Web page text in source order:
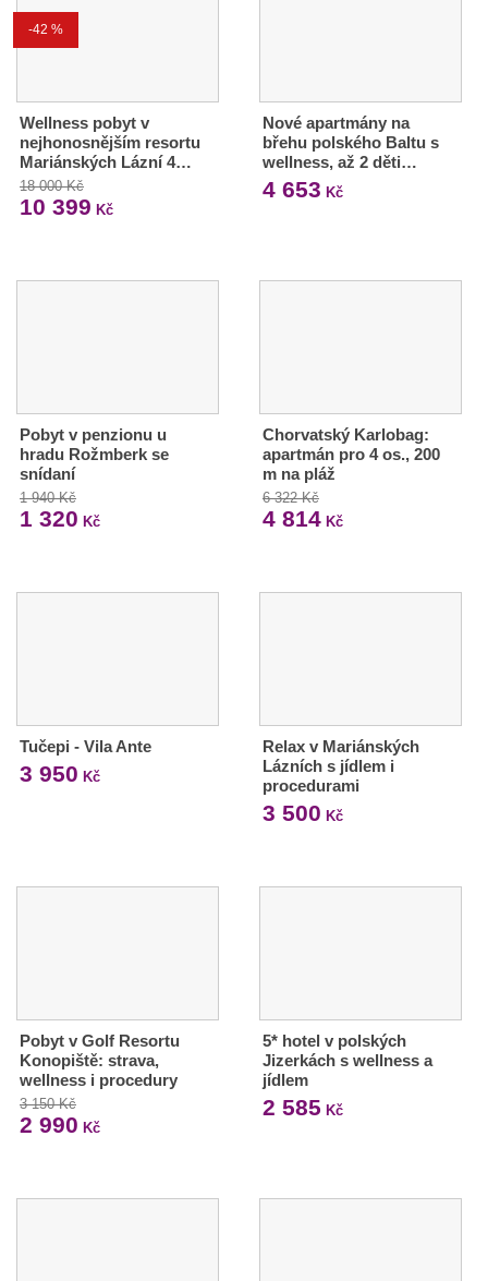
-42 %
Wellness pobyt v
nejhonosnějším resortu
Mariánských Lázní 4…
18 000 Kč
10 399 Kč
Nové apartmány na
břehu polského Baltu s
wellness, až 2 děti…
4 653 Kč
Pobyt v penzionu u
hradu Rožmberk se
snídaní
1 940 Kč
1 320 Kč
Chorvatský Karlobag:
apartmán pro 4 os., 200
m na pláž
6 322 Kč
4 814Kč
Tučepi - Vila Ante
3 950 Kč
Relax v Mariánských
Lázních s jídlem i
procedurami
3 500 Kč
Pobyt v Golf Resortu
Konopiště: strava,
wellness i procedury
3 150 Kč
2 990 Kč
5* hotel v polských
Jizerkách s wellness a
jídlem
2 585 Kč